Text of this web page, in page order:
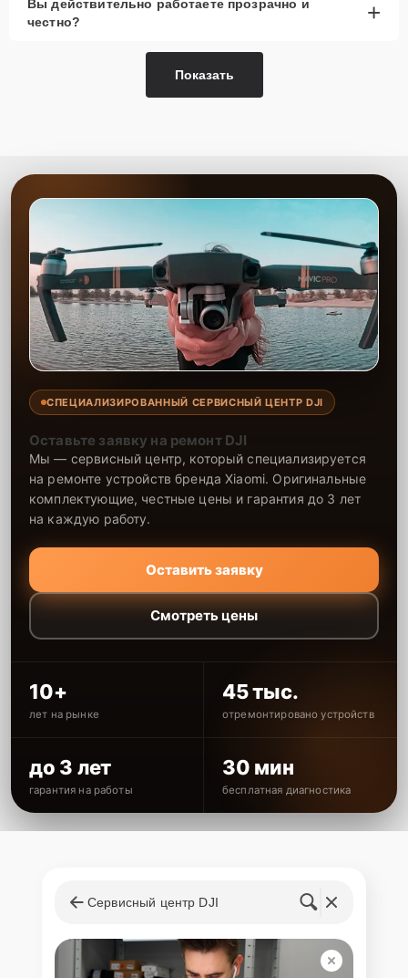
Вы действительно работаете прозрачно и
честно?
+
Показать
СПЕЦИАЛИЗИРОВАННЫЙ СЕРВИСНЫЙ ЦЕНТР DJI
Оставьте заявку на ремонт DJI
Мы — сервисный центр, который специализируется
на ремонте устройств бренда Xiaomi. Оригинальные
комплектующие, честные цены и гарантия до 3 лет
на каждую работу.
Оставить заявку
Смотреть цены
10+
лет на рынке
45 тыс.
отремонтировано устройств
до 3 лет
гарантия на работы
30 мин
бесплатная диагностика
Сервисный центр DJI